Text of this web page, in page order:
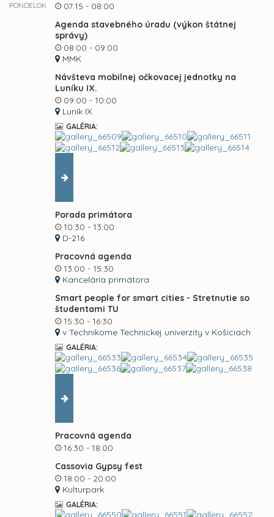
PONDELOK
07:15 - 08:00
Agenda stavebného úradu (výkon štátnej
správy)
08:00 - 09:00
MMK
Návšteva mobilnej očkovacej jednotky na
Luníku IX.
09:00 - 10:00
Luník IX.
GALÉRIA:
Porada primátora
10:30 - 13:00
D-216
Pracovná agenda
13:00 - 15:30
Kancelária primátora
Smart people for smart cities - Stretnutie so
študentami TU
15:30 - 16:30
v Technikome Technickej univerzity v Košiciach
GALÉRIA:
Pracovná agenda
16:30 - 18:00
Cassovia Gypsy fest
18:00 - 20:00
Kulturpark
GALÉRIA: